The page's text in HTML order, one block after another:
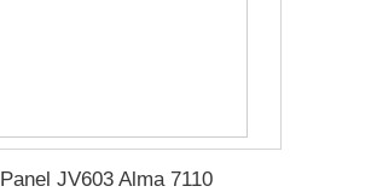
Panel JV603 Alma 7110